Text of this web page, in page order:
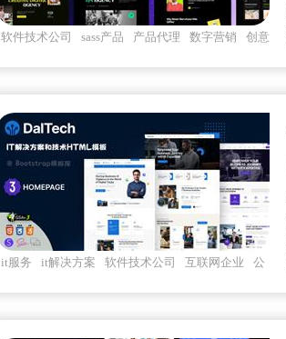
软件技术公司 sass产品 产品代理 数字营销
创意
it服务 it解决方案 软件技术公司 互联网企业
公